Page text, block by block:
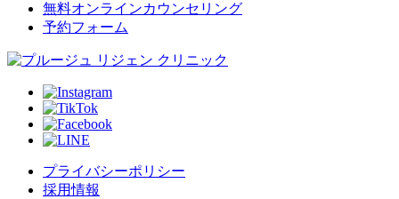
無料オンラインカウンセリング
予約フォーム
プライバシーポリシー
採用情報